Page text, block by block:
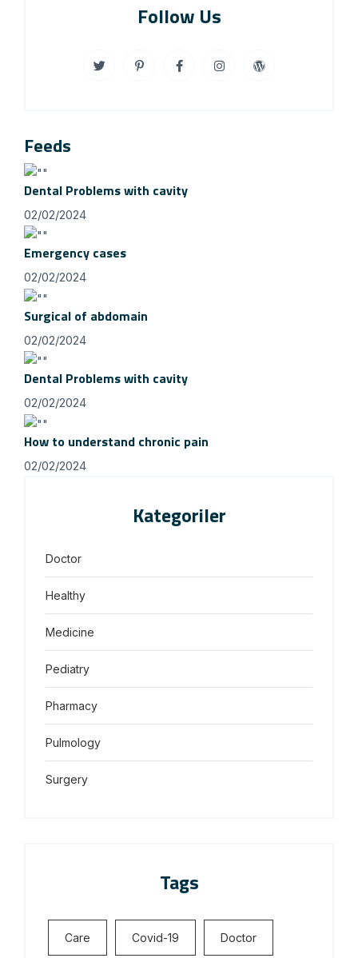
Follow Us
Feeds
Dental Problems with cavity
02/02/2024
Emergency cases
02/02/2024
Surgical of abdomain
02/02/2024
Dental Problems with cavity
02/02/2024
How to understand chronic pain
02/02/2024
Kategoriler
Doctor
Healthy
Medicine
Pediatry
Pharmacy
Pulmology
Surgery
Tags
Care Covid-19 Doctor